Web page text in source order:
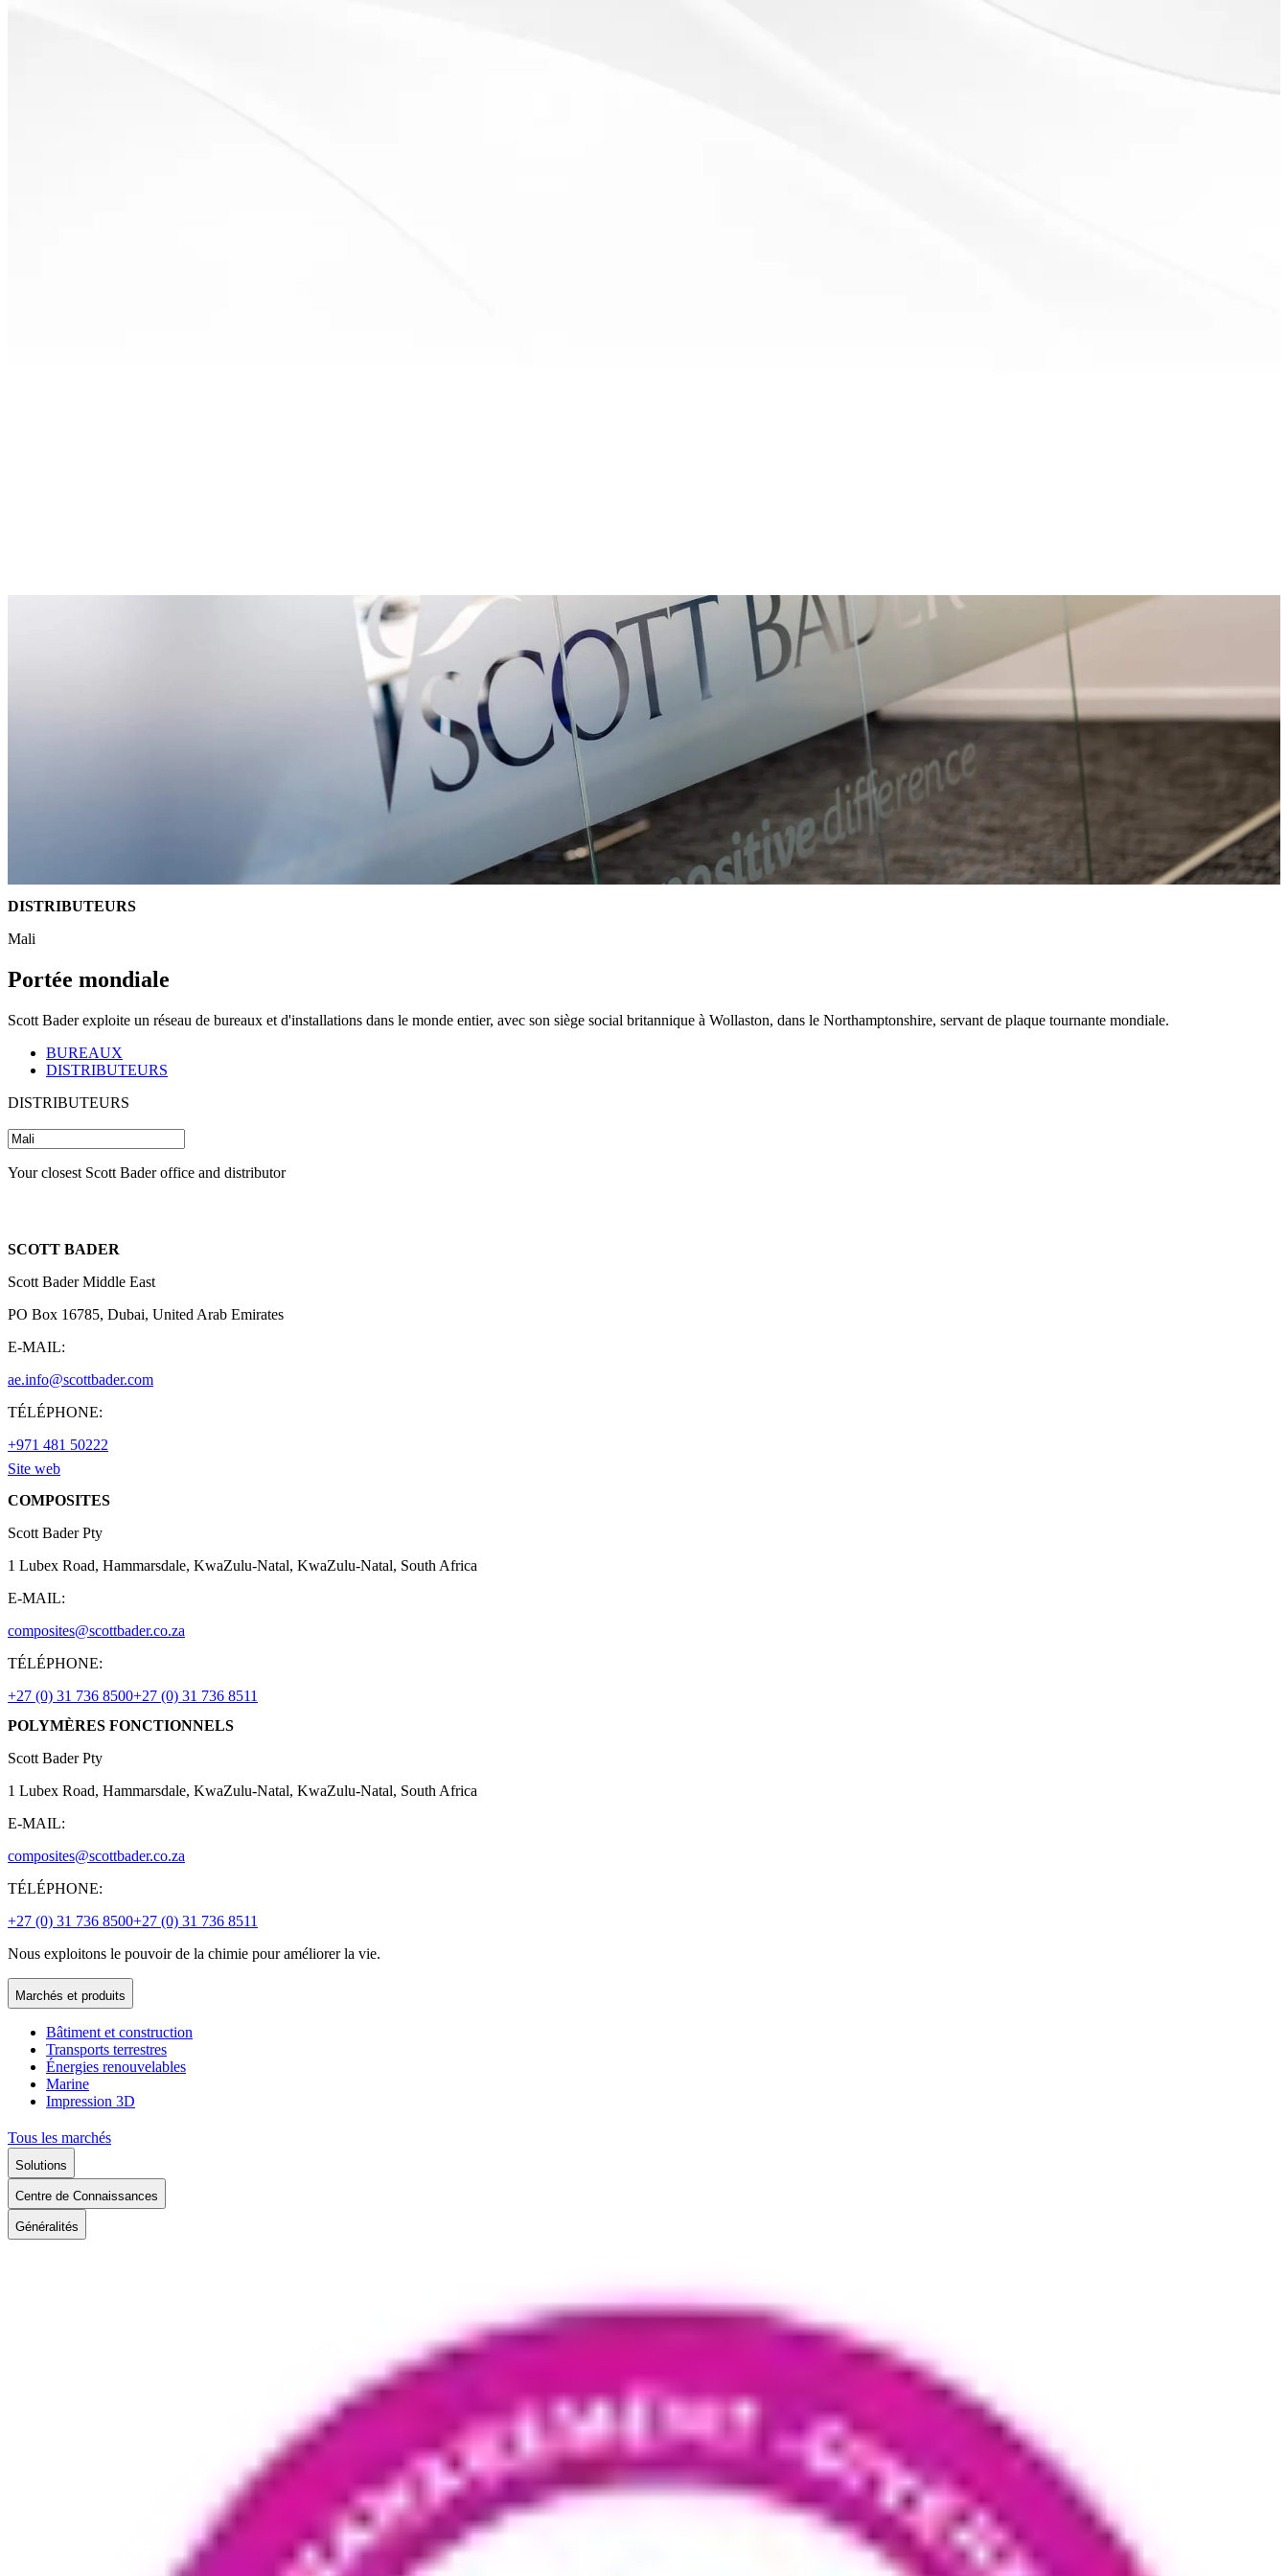
DISTRIBUTEURS
Mali
Portée mondiale
Scott Bader exploite un réseau de bureaux et d'installations dans le monde entier, avec son siège social britannique à Wollaston, dans le Northamptonshire, servant de plaque tournante mondiale.
BUREAUX
DISTRIBUTEURS
DISTRIBUTEURS
Your closest Scott Bader office and distributor
SCOTT BADER
Scott Bader Middle East
PO Box 16785, Dubai, United Arab Emirates
E-MAIL:
ae.info@scottbader.com
TÉLÉPHONE:
+971 481 50222
Site web
COMPOSITES
Scott Bader Pty
1 Lubex Road, Hammarsdale, KwaZulu-Natal, KwaZulu-Natal, South Africa
E-MAIL:
composites@scottbader.co.za
TÉLÉPHONE:
+27 (0) 31 736 8500+27 (0) 31 736 8511
POLYMÈRES FONCTIONNELS
Scott Bader Pty
1 Lubex Road, Hammarsdale, KwaZulu-Natal, KwaZulu-Natal, South Africa
E-MAIL:
composites@scottbader.co.za
TÉLÉPHONE:
+27 (0) 31 736 8500+27 (0) 31 736 8511
Nous exploitons le pouvoir de la chimie pour améliorer la vie.
Marchés et produits
Bâtiment et construction
Transports terrestres
Énergies renouvelables
Marine
Impression 3D
Tous les marchés
Solutions
Centre de Connaissances
Généralités